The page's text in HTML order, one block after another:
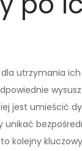
utrzymania
jest umieścić
kolejny